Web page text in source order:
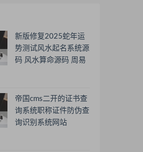
新版修复2025蛇年运
势测试风水起名系统源
码 风水算命源码 周易
帝国cms二开的证书查
询系统职称证件防伪查
询识别系统网站